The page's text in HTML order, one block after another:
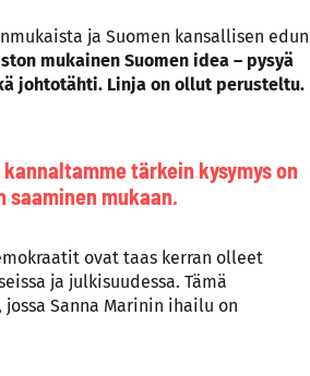
ja Suomen kansallisen edun
mukainen Suomen idea – pysyä
johtotähti. Linja on ollut perusteltu.
tärkein kysymys on
saaminen mukaan.
ovat taas kerran olleet
ja julkisuudessa. Tämä
Sanna Marinin ihailu on